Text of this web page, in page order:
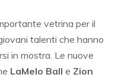
vetrina per il
talenti che hanno
in mostra. Le nuove
LaMelo Ball e Zion